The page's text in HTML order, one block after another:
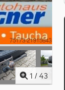
1 / 43